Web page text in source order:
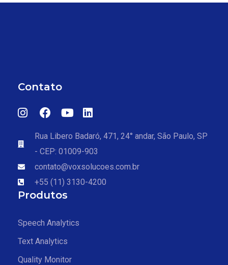
Contato
Rua Libero Badaró, 471, 24° andar, São Paulo, SP
- CEP: 01009-903
contato@voxsolucoes.com.br
+55 (11) 3130-4200
Produtos
Speech Analytics
Text Analytics
Quality Monitor